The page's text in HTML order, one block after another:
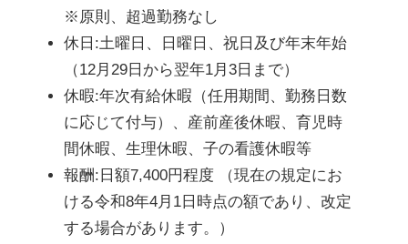
※原則、超過勤務なし
休日:土曜日、日曜日、祝日及び年末年始
（12月29日から翌年1月3日まで）
休暇:年次有給休暇（任用期間、勤務日数
に応じて付与）、産前産後休暇、育児時
間休暇、生理休暇、子の看護休暇等
報酬:日額7,400円程度 （現在の規定にお
ける令和8年4月1日時点の額であり、改定
する場合があります。）